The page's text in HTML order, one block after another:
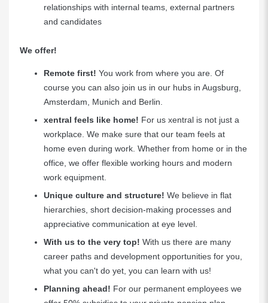
relationships with internal teams, external partners
and candidates
We offer!
Remote first! You work from where you are. Of
course you can also join us in our hubs in Augsburg,
Amsterdam, Munich and Berlin.
xentral feels like home! For us xentral is not just a
workplace. We make sure that our team feels at
home even during work. Whether from home or in the
office, we offer flexible working hours and modern
work equipment.
Unique culture and structure! We believe in flat
hierarchies, short decision-making processes and
appreciative communication at eye level.
With us to the very top! With us there are many
career paths and development opportunities for you,
what you can't do yet, you can learn with us!
Planning ahead! For our permanent employees we